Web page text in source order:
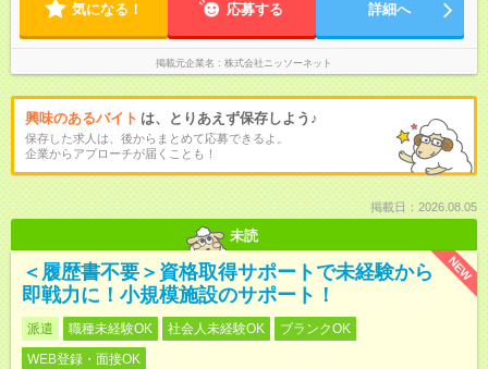
気になる！ 応募する 詳細へ
掲載元企業名 株式会社ニッソーネット
興味のあるバイト は、とりあえず保存しよう♪
保存した求人は、後からまとめて応募できるよ。
企業からアプローチが届くことも！
掲載日：2026.08.05
未読
NEW
＜履歴書不要＞資格取得サポートで未経験から
即戦力に！小規模施設のサポート！
派遣 職種未経験OK 社会人未経験OK
ブランクOK
WEB登録・面接OK